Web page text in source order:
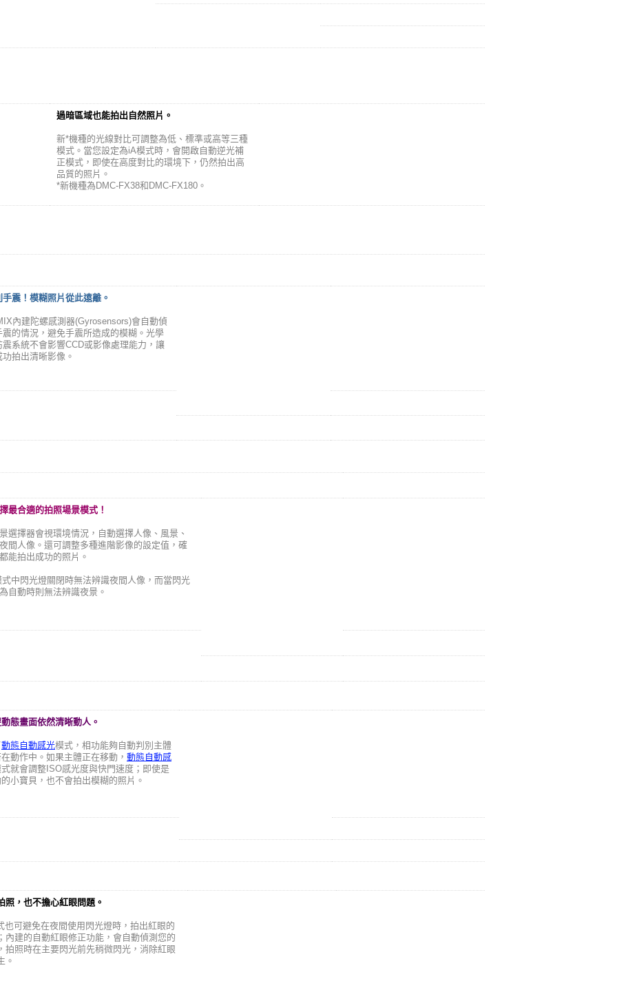
過暗區域也能拍出自然照片。
新*機種的光線對比可調整為低、標準或高等三種
模式。當您設定為iA模式時，會開啟自動逆光補
正模式，即使在高度對比的環境下，仍然拍出高
品質的照片。
*新機種為DMC-FX38和DMC-FX180。
手震！模糊照片從此遠離。
內建陀螺感測器(Gyrosensors)會自動偵
震的情況，避免手震所造成的模糊。光學
震系統不會影響CCD或影像處理能力，讓
功拍出清晰影像。
最合適的拍照場景模式！
選擇器會視環境情況，自動選擇人像、風景、
間人像。還可調整多種進階影像的設定值，確
能拍出成功的照片。
中閃光燈關閉時無法辨識夜間人像，而當閃光
自動時則無法辨識夜景。
態畫面依然清晰動人。
動態自動感光模式，相功能夠自動判別主體
動作中。如果主體正在移動， 動態自動感
就會調整ISO感光度與快門速度；即使是
小寶貝，也不會拍出模糊的照片。
照，也不擔心紅眼問題。
也可避免在夜間使用閃光燈時，拍出紅眼的
內建的自動紅眼修正功能，會自動偵測您的
拍照時在主要閃光前先稍微閃光，消除紅眼
。